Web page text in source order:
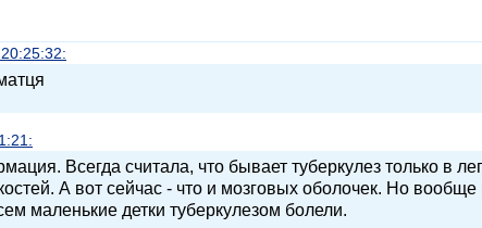
Всегда считала, что бывает туберкулез только в
А вот сейчас - что и мозговых оболочек. Но
маленькие детки туберкулезом болели.